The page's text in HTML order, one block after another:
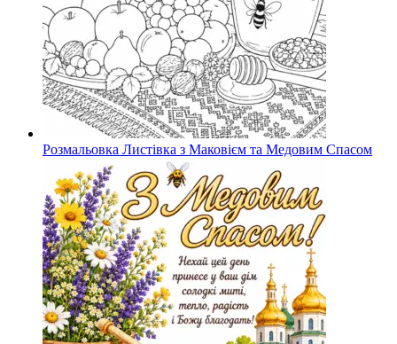
Розмальовка Листівка з Маковієм та Медовим Спасом